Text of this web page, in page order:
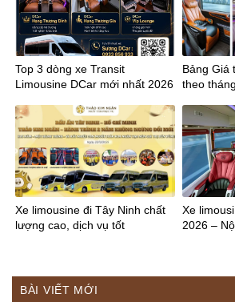
BÀI VIẾT MỚI
Top 3 dòng xe Transit
Limousine DCar mới nhất 2026
Bảng Giá
theo
Xe limousine đi Tây Ninh chất
lượng cao, dịch vụ tốt
Xe
2026 –